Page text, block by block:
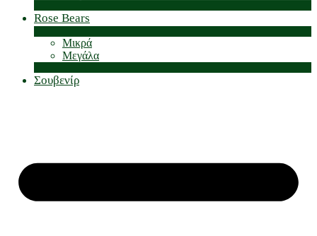
Rose Βears
Μικρά
Μεγάλα
Σουβενίρ